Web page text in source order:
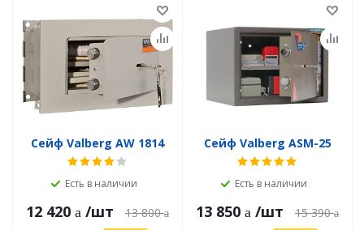
Сейф Valberg AW 1814
Есть в наличии
12 420 /шт 13 800
Сейф Valberg ASM-25
Есть в наличии
13 850 /шт 15 390